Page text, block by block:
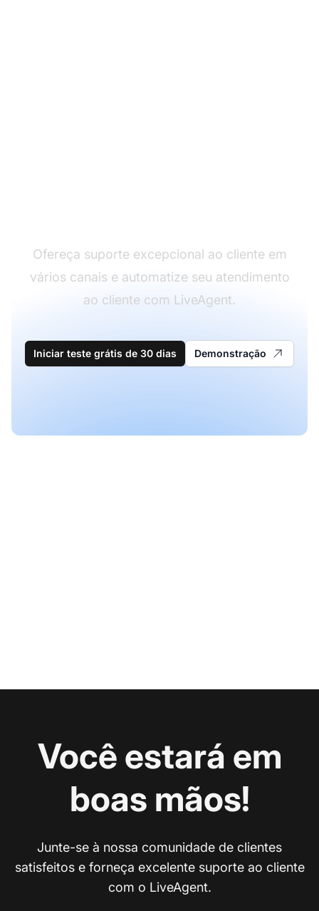
Ofereça suporte excepcional ao cliente em
vários canais e automatize seu atendimento
ao cliente com LiveAgent.
Iniciar teste grátis de 30 dias Demonstração
Você estará em
boas mãos!
Junte-se à nossa comunidade de clientes
satisfeitos e forneça excelente suporte ao cliente
com o LiveAgent.